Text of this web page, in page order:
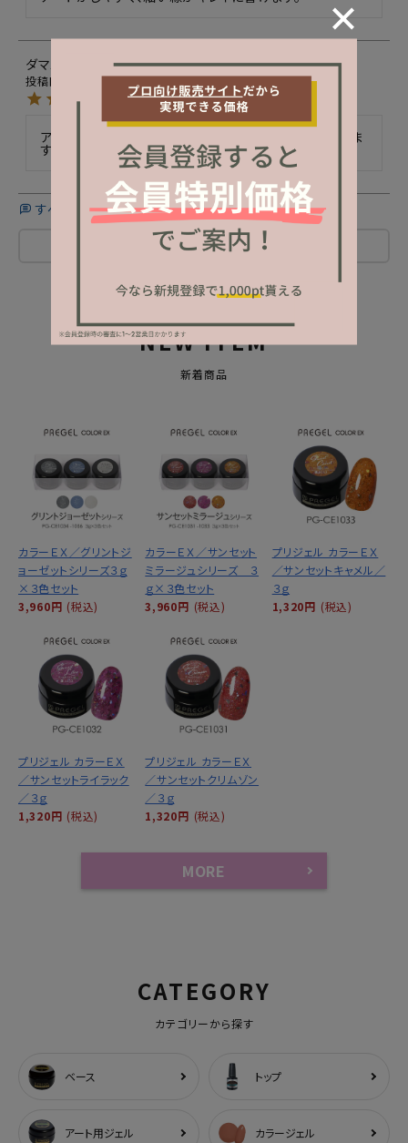
ダマスクローズ 14 購入者
非公開
投稿日
2024/03/07
アートにはやっぱりライナーホワイト。これだと思っていま
す！
すべてのレビューを見る
レビューを書く
NEW ITEM
新着商品
カラーＥＸ／グリントジ
ョーゼットシリーズ３ｇ
×３色セット
3,960円 (税込)
カラーＥＸ／サンセット
ミラージュシリーズ ３
ｇ×３色セット
3,960円 (税込)
プリジェル カラーＥＸ
／サンセットキャメル／
３ｇ
1,320円 (税込)
プリジェル カラーＥＸ
／サンセットライラック
／３ｇ
1,320円 (税込)
プリジェル カラーＥＸ
／サンセットクリムゾン
／３ｇ
1,320円 (税込)
MORE
CATEGORY
カテゴリーから探す
ベース トップ
アート用ジェル カラージェル